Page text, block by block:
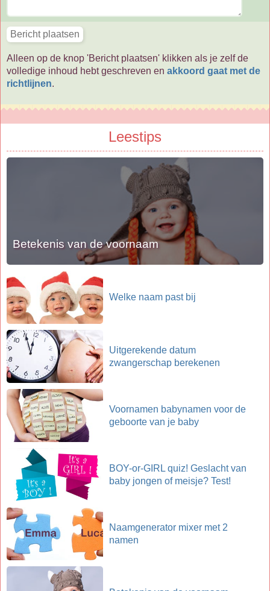
Alleen op de knop 'Bericht plaatsen' klikken als je zelf de
volledige inhoud hebt geschreven en akkoord gaat met de
richtlijnen.
Leestips
Betekenis van de voornaam
Welke naam past bij
Uitgerekende datum
zwangerschap berekenen
Voornamen babynamen voor de
geboorte van je baby
BOY-or-GIRL quiz! Geslacht van
baby jongen of meisje? Test!
Naamgenerator mixer met 2
namen